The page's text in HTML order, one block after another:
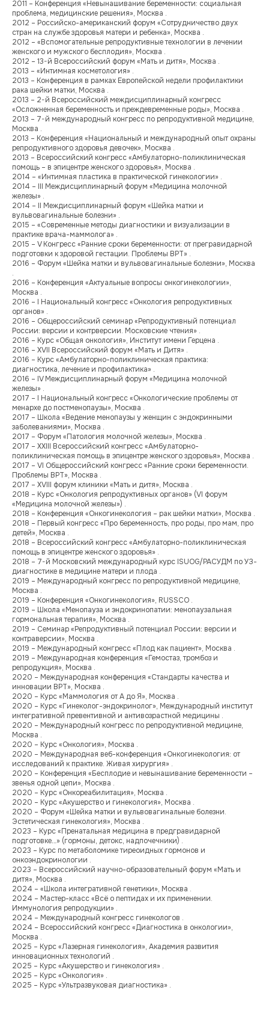
2011 – Конференция «Невынашивание беременности: социальная
проблема, медицинские решения», Москва .
2012 – Российско-американский форум «Сотрудничество двух
стран на службе здоровья матери и ребенка», Москва .
2012 – «Вспомогательные репродуктивные технологии в лечении
женского и мужского бесплодия», Москва .
2012 – 13-й Всероссийский форум «Мать и дитя», Москва .
2013 – «Интимная косметология» .
2013 – Конференция в рамках Европейской недели профилактики
рака шейки матки, Москва .
2013 – 2-й Всероссийский междисциплинарный конгресс
«Осложненная беременность и преждевременные роды», Москва .
2013 – 7-й международный конгресс по репродуктивной медицине,
Москва .
2013 – Конференция «Национальный и международный опыт охраны
репродуктивного здоровья девочек», Москва .
2013 – Всероссийский конгресс «Амбулаторно-поликлиническая
помощь – в эпицентре женского здоровья», Москва .
2014 – «Интимная пластика в практической гинекологии» .
2014 – III Междисциплинарный форум «Медицина молочной
железы» .
2014 – II Междисциплинарный форум «Шейка матки и
вульвовагинальные болезни» .
2015 – «Современные методы диагностики и визуализации в
практике врача-маммолога» .
2015 – V Конгресс «Ранние сроки беременности: от прегравидарной
подготовки к здоровой гестации. Проблемы ВРТ» .
2016 – Форум «Шейка матки и вульвовагинальные болезни», Москва
.
2016 – Конференция «Актуальные вопросы онкогинекологии»,
Москва .
2016 – I Национальный конгресс «Онкология репродуктивных
органов» .
2016 – Общероссийский семинар «Репродуктивный потенциал
России: версии и контрверсии. Московские чтения» .
2016 – Курс «Общая онкология», Институт имени Герцена .
2016 – XVII Всероссийский форум «Мать и Дитя» .
2016 – Курс «Амбулаторно-поликлиническая практика:
диагностика, лечение и профилактика» .
2016 – IV Междисциплинарный форум «Медицина молочной
железы» .
2017 – I Национальный конгресс «Онкологические проблемы от
менархе до постменопаузы», Москва .
2017 – Школа «Ведение менопаузы у женщин с эндокринными
заболеваниями», Москва .
2017 – Форум «Патология молочной железы», Москва .
2017 – XXIII Всероссийский конгресс «Амбулаторно-
поликлиническая помощь в эпицентре женского здоровья», Москва .
2017 – VI Общероссийский конгресс «Ранние сроки беременности.
Проблемы ВРТ», Москва .
2017 – XVIII форум клиники «Мать и дитя», Москва .
2018 – Курс «Онкология репродуктивных органов» (VI форум
«Медицина молочной железы») .
2018 – Конференция «Онкогинекология – рак шейки матки», Москва .
2018 – Первый конгресс «Про беременность, про роды, про мам, про
детей», Москва .
2018 – Всероссийский конгресс «Амбулаторно-поликлиническая
помощь в эпицентре женского здоровья» .
2018 – 7-й Московский международный курс ISUOG/РАСУДМ по УЗ-
диагностике в медицине матери и плода .
2019 – Международный конгресс по репродуктивной медицине,
Москва .
2019 – Конференция «Онкогинекология», RUSSCO .
2019 – Школа «Менопауза и эндокринопатии: менопаузальная
гормональная терапия», Москва .
2019 – Семинар «Репродуктивный потенциал России: версии и
контраверсии», Москва .
2019 – Международный конгресс «Плод как пациент», Москва .
2019 – Международная конференция «Гемостаз, тромбоз и
репродукция», Москва .
2020 – Международная конференция «Стандарты качества и
инновации ВРТ», Москва .
2020 – Курс «Маммология от А до Я», Москва .
2020 – Курс «Гинеколог-эндокринолог», Международный институт
интегративной превентивной и антивозрастной медицины .
2020 – Международный конгресс по репродуктивной медицине,
Москва .
2020 – Курс «Онкология», Москва .
2020 – Международная веб-конференция «Онкогинекология: от
исследований к практике. Живая хирургия» .
2020 – Конференция «Бесплодие и невынашивание беременности –
звенья одной цепи», Москва .
2020 – Курс «Онкореабилитация», Москва .
2020 – Курс «Акушерство и гинекология», Москва .
2020 – Форум «Шейка матки и вульвовагинальные болезни.
Эстетическая гинекология», Москва .
2023 – Курс «Пренатальная медицина в предгравидарной
подготовке…» (гормоны, детокс, надпочечники) .
2023 – Курс по метаболомике тиреоидных гормонов и
онкоэндокринологии .
2023 – Всероссийский научно-образовательный форум «Мать и
дитя», Москва .
2024 – «Школа интегративной генетики», Москва .
2024 – Мастер-класс «Всё о пептидах и их применении.
Иммунология репродукции» .
2024 – Международный конгресс гинекологов .
2024 – Всероссийский конгресс «Диагностика в онкологии»,
Москва .
2025 – Курс «Лазерная гинекология», Академия развития
инновационных технологий .
2025 – Курс «Акушерство и гинекология» .
2025 – Курс «Онкология» .
2025 – Курс «Ультразвуковая диагностика» .